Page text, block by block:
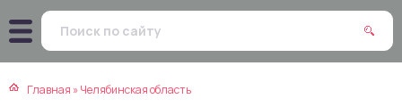
Главная »Челябинская область
кухня